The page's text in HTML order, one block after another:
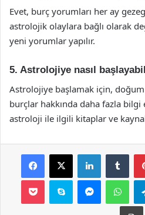
Evet, burç yorumları her ay
astrolojik olaylara bağlı olarak
yeni yorumlar yapılır.
5. Astrolojiye nasıl
Astrolojiye başlamak için, doğum
burçlar hakkında daha fazla bilgi
astroloji ile ilgili kitaplar ve
Facebook
X LinkedIn
Pocket Skype Messenger